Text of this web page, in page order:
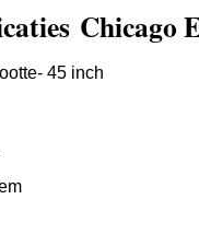
Chicago
45 inch